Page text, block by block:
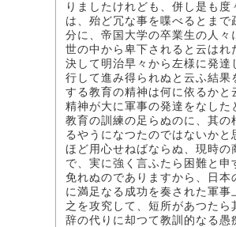
りましたけれども、併し是も
は、殆ど冗な事を喋べるとま
分に、帝国大学の卒業生の人
世の中から卑下されると云は
決して明治早々から左様に発
行して進み得られぬと云ふ結
する教育の精神は何に依るか
精神が大に軍事の発達をなし
教育の訓練の足らぬのに、其
るやうになつたのではないか
ほど用心せねばならぬ、現時
で、実に強く言ふたら困難と
免れぬのでありますから、日
に満足なる成功を奏された軍
之を攻究して、短所があつた
辞の代りに却つて教訓的なる